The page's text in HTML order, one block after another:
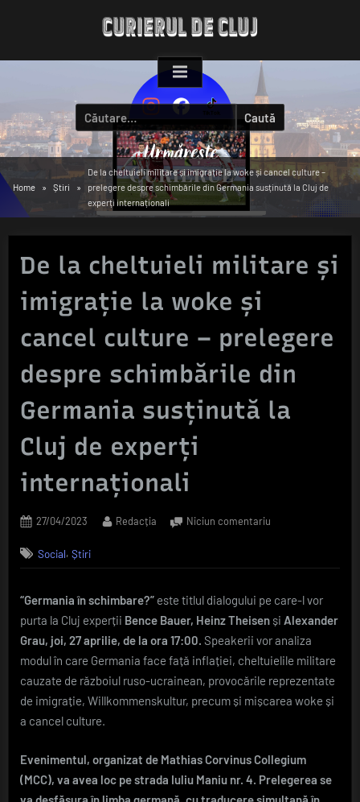
Caută
după:
Home Știri
De la cheltuieli militare și imigrație la woke și cancel culture –
prelegere despre schimbările din Germania susținută la Cluj de
experți internaționali
De la cheltuieli militare și
imigrație la woke și
cancel culture – prelegere
despre schimbările din
Germania susținută la
Cluj de experți
internaționali
Posted
27/04/2023 By
Redacția Niciun comentariu
cheltuieli
și
imigrație
la
woke
cancel
culture
despre
schimbările
Social, Știri
“Germania în schimbare?” este titlul dialogului pe care-l vor
purta la Cluj experții Bence Bauer, Heinz Theisen și Alexander
Grau, joi, 27 aprilie, de la ora 17:00. Speakerii vor analiza
modul în care Germania face față inflației, cheltuielile militare
cauzate de războiul ruso-ucrainean, provocările reprezentate
de imigrație, Willkommenskultur, precum și mișcarea woke și
a cancel culture.
Evenimentul, organizat de Mathias Corvinus Collegium
(MCC), va avea loc pe strada Iuliu Maniu nr. 4. Prelegerea se